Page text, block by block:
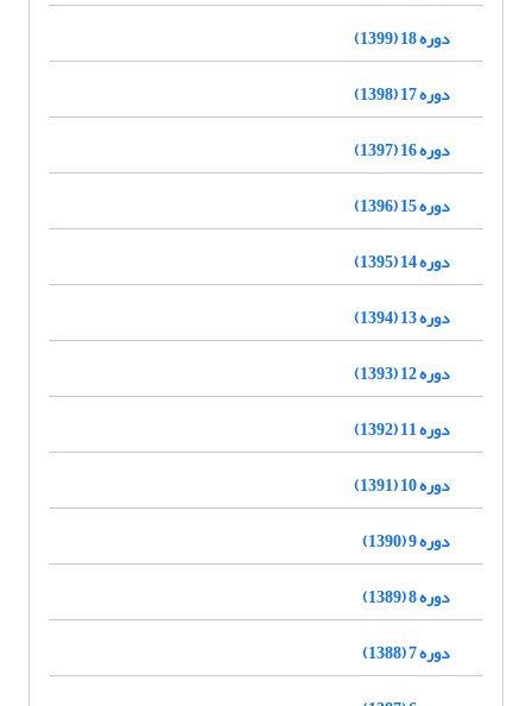
دوره 18 (1399)
دوره 17 (1398)
دوره 16 (1397)
دوره 15 (1396)
دوره 14 (1395)
دوره 13 (1394)
دوره 12 (1393)
دوره 11 (1392)
دوره 10 (1391)
دوره 9 (1390)
دوره 8 (1389)
دوره 7 (1388)